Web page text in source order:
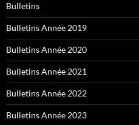
Bulletins
Bulletins Année 2019
Bulletins Année 2020
Bulletins Année 2021
Bulletins Année 2022
Bulletins Année 2023